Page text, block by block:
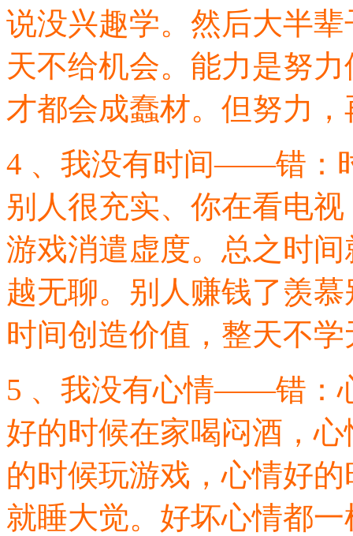
说没兴趣学。然后大半
天不给机会。能力是努
才都会成蠢材。但努力
4 、我没有时间——错：
别人很充实、你在看电
游戏消遣虚度。总之时
越无聊。别人赚钱了羡
时间创造价值，整天不学
5 、我没有心情——错：
好的时候在家喝闷酒，
的时候玩游戏，心情好
就睡大觉。好坏心情都